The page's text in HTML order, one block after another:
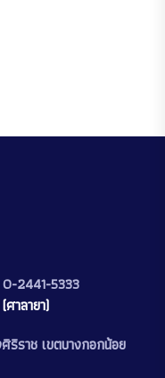
0-2441-5333
(ศาลายา)
ริราช เขตบางกอกน้อย